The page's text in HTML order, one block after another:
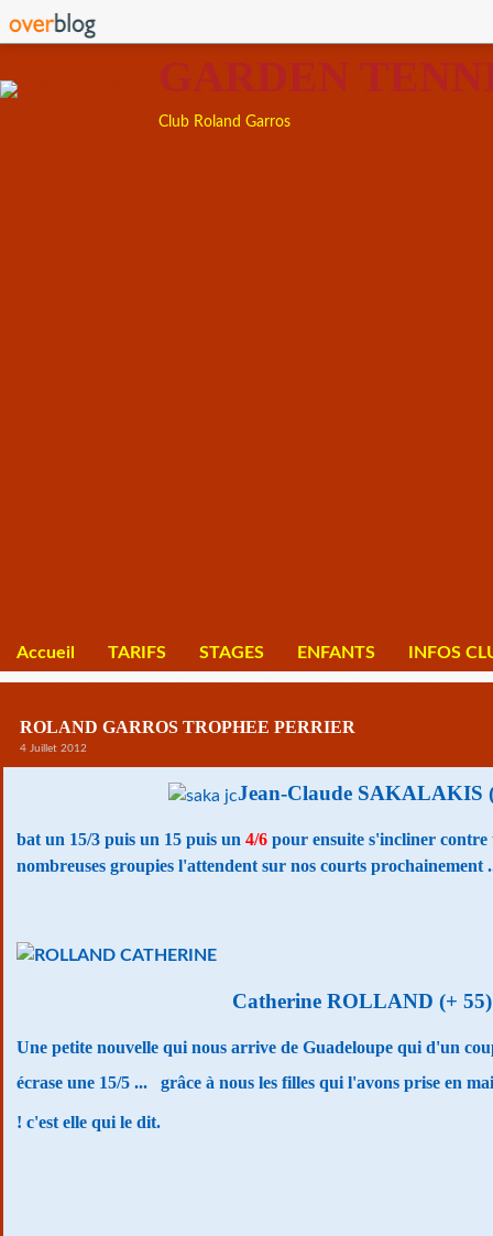
GARDEN
Club Roland Garros
Accueil TARIFS STAGES ENFANTS INFOS
ROLAND GARROS TROPHEE PERRIER
4 Juillet 2012
Jean-Claude SAKALAKIS
bat un 15/3 puis un 15 puis un 4/6 pour ensuite s'incliner contre
nombreuses groupies l'attendent sur nos courts prochainement
Catherine ROLLAND (+
Une petite nouvelle qui nous arrive de Guadeloupe qui d'un
écrase une 15/5 ...
grâce à nous les filles qui l'avons prise en
! c'est elle qui le dit.